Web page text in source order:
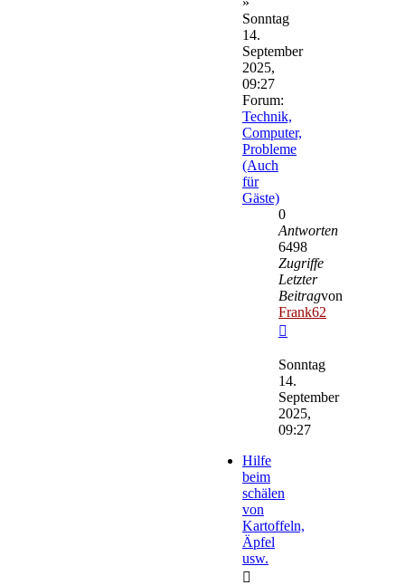
Sonntag
14.
September
2025,
09:27
Forum:
Technik,
Computer,
Probleme
(Auch
für
Gäste)
0
Antworten
6498
Zugriffe
Letzter
Beitragvon
Frank62
Beitrag
Sonntag
14.
September
2025,
09:27
Hilfe
beim
schälen
von
Kartoffeln,
Äpfel
usw.